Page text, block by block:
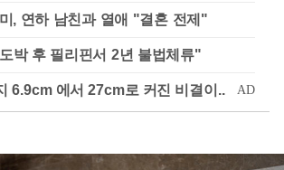
, 연하 남친과 열애 "결혼 전제"
박 후 필리핀서 2년 불법체류"